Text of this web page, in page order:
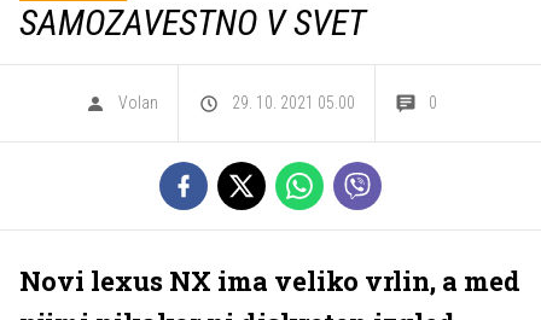
SAMOZAVESTNO V SVET
Volan 29. 10. 2021 05.00 0
Novi lexus NX ima veliko vrlin, a med